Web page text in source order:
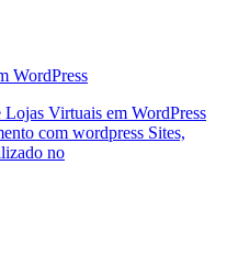
WordPress
Virtuais em WordPress
com wordpress Sites,
no